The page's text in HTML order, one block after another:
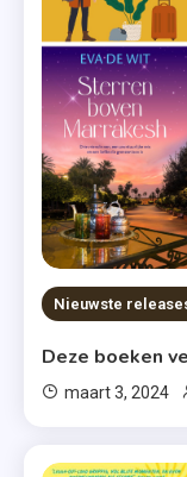
Nieuwste
Deze boeken
maart 3, 2024